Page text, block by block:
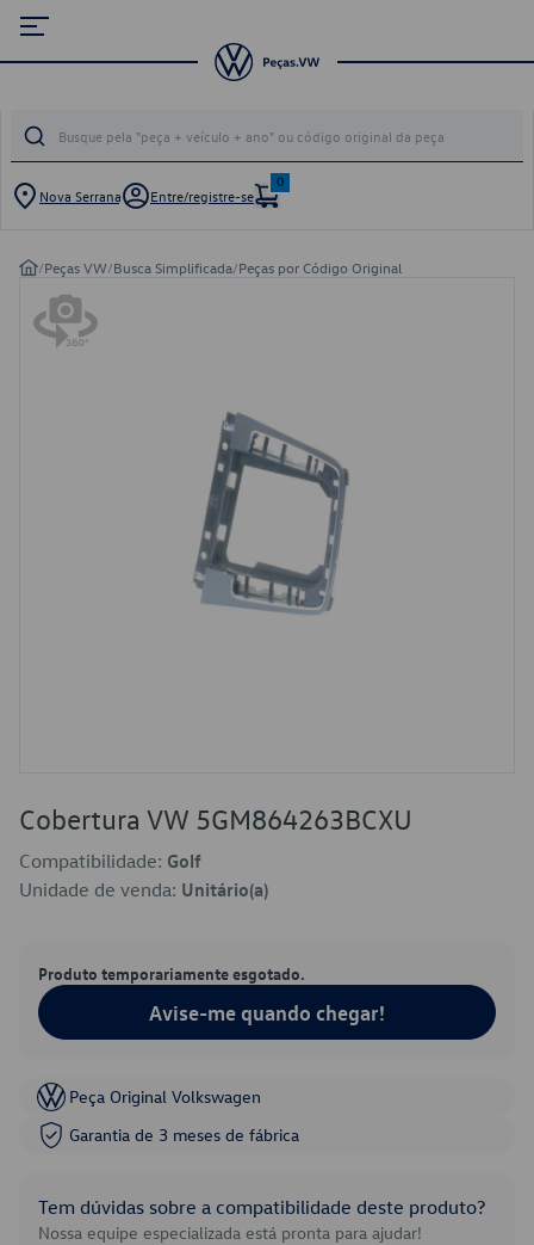
Nova Serrana Entre/registre-se
0
/Peças VW/Busca Simplificada/Peças por Código Original
Cobertura VW 5GM864263BCXU
Compatibilidade: Golf
Unidade de venda: Unitário(a)
Produto temporariamente esgotado.
Avise-me quando chegar!
Peça Original Volkswagen
Garantia de 3 meses de fábrica
Tem dúvidas sobre a compatibilidade deste produto?
Nossa equipe especializada está pronta para ajudar!